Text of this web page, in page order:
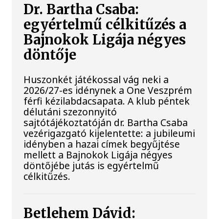
Dr. Bartha Csaba:
egyértelmű célkitűzés a
Bajnokok Ligája négyes
döntője
Huszonkét játékossal vág neki a
2026/27-es idénynek a One Veszprém
férfi kézilabdacsapata. A klub péntek
délutáni szezonnyitó
sajtótájékoztatóján dr. Bartha Csaba
vezérigazgató kijelentette: a jubileumi
idényben a hazai címek begyűjtése
mellett a Bajnokok Ligája négyes
döntőjébe jutás is egyértelmű
célkitűzés.
Betlehem Dávid: